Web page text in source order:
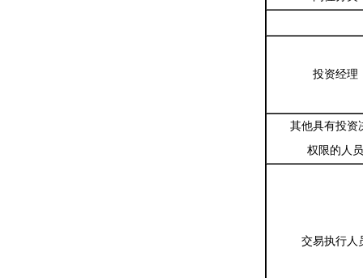
投资经理
其他具有投资
权限的人员
交易执行人